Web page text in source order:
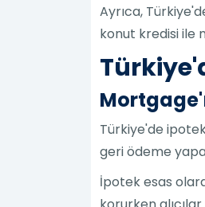
Ayrıca,
konut kredisi ile
Türkiye'de
geri ödeme
İpotek esas